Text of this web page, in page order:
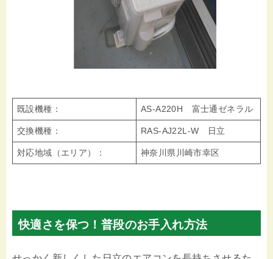
既設機種： AS-A220H 富士通ゼネラル
交換機種： RAS-AJ22L-W 日立
対応地域（エリア）： 神奈川県川崎市幸区
快適さを保つ！普段のお手入れ方法